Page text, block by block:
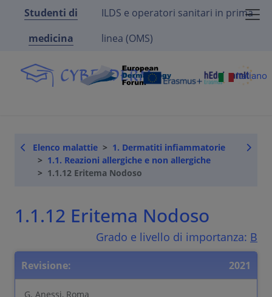
Studenti di
medicina
ILDS e operatori sanitari in prima
linea (OMS)
Italiano
Elenco malattie
1. Dermatiti infiammatorie
1.1. Reazioni allergiche e non allergiche
1.1.12 Eritema Nodoso
1.1.12 Eritema Nodoso
Grado e livello di importanza: B
Revisione: 2021
G. Anessi, Roma